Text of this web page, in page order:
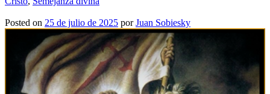
Posted on 25 de julio de 2025 porJuan Sobiesky